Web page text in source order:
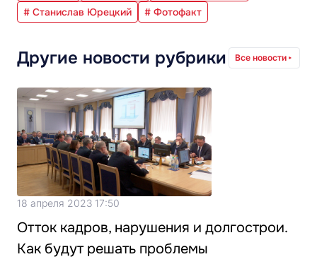
# Станислав Юрецкий
# Фотофакт
Другие новости рубрики Все новости
18 апреля 2023 17:50
Отток кадров, нарушения и долгострои.
Как будут решать проблемы